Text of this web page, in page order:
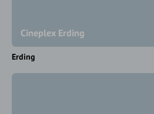
Cineplex Erding
Erding